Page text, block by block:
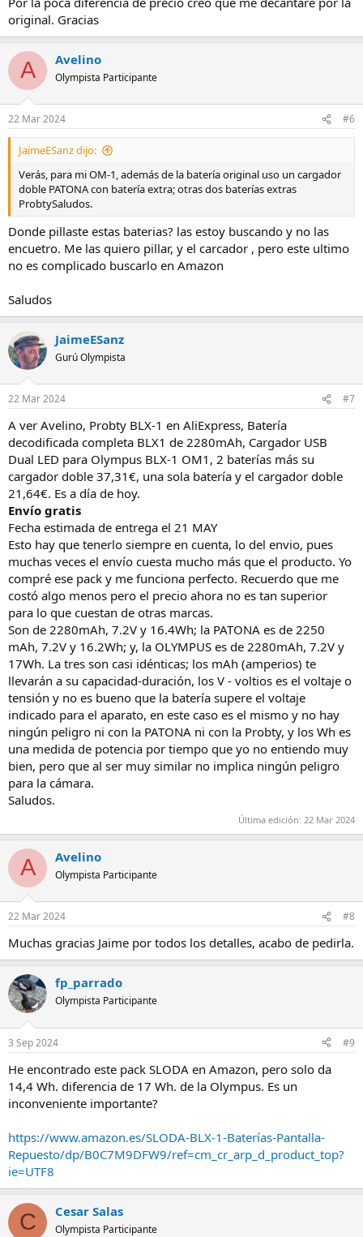
cámara, le ponemos un objetivo Pro que vale una
y luego nos
la jugamos con una batería clónica por ahorrarnos unos pocos
Salud y fotos!
original. Gracias
A Avelino
Olympista Participante
22 Mar 2024 #6
JaimeESanz dijo:
Verás, para mi OM-1, además de la batería original uso un cargador
doble PATONA con batería extra; otras dos baterías extras
ProbtySaludos.
Donde pillaste estas baterias? las estoy buscando y no las
encuetro. Me las quiero pillar, y el carcador , pero este ultimo
no es complicado buscarlo en Amazon
Saludos
JaimeESanz
Gurú Olympista
22 Mar 2024 #7
A ver Avelino, Probty BLX-1 en AliExpress, Batería
decodificada completa BLX1 de 2280mAh, Cargador USB
Dual LED para Olympus BLX-1 OM1, 2 baterías más su
cargador doble 37,31€, una sola batería y el cargador doble
21,64€. Es a día de hoy.
Envío gratis
Fecha estimada de entrega el 21 MAY
Esto hay que tenerlo siempre en cuenta, lo del envio, pues
muchas veces el envío cuesta mucho más que el producto. Yo
compré ese pack y me funciona perfecto. Recuerdo que me
costó algo menos pero el precio ahora no es tan superior
para lo que cuestan de otras marcas.
Son de 2280mAh, 7.2V y 16.4Wh; la PATONA es de 2250
mAh, 7.2V y 16.2Wh; y, la OLYMPUS es de 2280mAh, 7.2V y
17Wh. La tres son casi idénticas; los mAh (amperios) te
llevarán a su capacidad-duración, los V - voltios es el voltaje o
tensión y no es bueno que la batería supere el voltaje
indicado para el aparato, en este caso es el mismo y no hay
ningún peligro ni con la PATONA ni con la Probty, y los Wh es
una medida de potencia por tiempo que yo no entiendo muy
bien, pero que al ser muy similar no implica ningún peligro
para la cámara.
Saludos.
Última edición: 22 Mar 2024
A Avelino
Olympista Participante
22 Mar 2024 #8
Muchas gracias Jaime por todos los detalles, acabo de pedirla.
fp_parrado
Olympista Participante
3 Sep 2024 #9
He encontrado este pack SLODA en Amazon, pero solo da
14,4 Wh. diferencia de 17 Wh. de la Olympus. Es un
inconveniente importante?
https://www.amazon.es/SLODA-BLX-1-Baterías-Pantalla-
Repuesto/dp/B0C7M9DFW9/ref=cm_cr_arp_d_product_top?
ie=UTF8
C Cesar Salas
Olympista Participante